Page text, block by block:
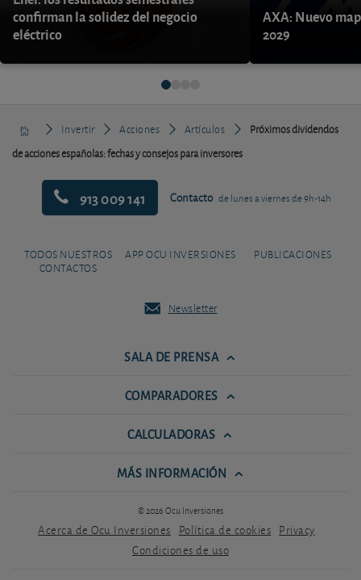
confirman la solidez del negocio
eléctrico
AXA: Nuevo
2029
Invertir Acciones Artículos
Próximos dividendos
de acciones españolas: fechas y consejos para inversores
913 009 141 Contacto de lunes a viernes de 9h-14h
TODOS NUESTROS
CONTACTOS
APP OCU INVERSIONES PUBLICACIONES
Newsletter
SALA DE PRENSA
COMPARADORES
CALCULADORAS
MÁS INFORMACIÓN
© 2026 Ocu Inversiones
Acerca de Ocu Inversiones Política de cookies Privacy
Condiciones de uso